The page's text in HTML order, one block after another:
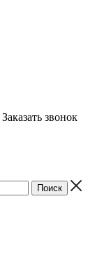
Заказать звонок